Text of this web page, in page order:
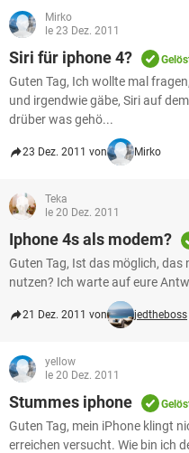
Mirko
le 23 Dez. 2011
Siri für iphone 4?
Guten Tag, Ich wollte mal
und irgendwie gäbe, Siri auf
drüber was gehö...
23 Dez. 2011 von Mirko
Teka
le 20 Dez. 2011
Iphone 4s als modem?
Guten Tag, Ist das möglich, das
nutzen? Ich warte auf eure
21 Dez. 2011 von jedtheboss
yellow
le 20 Dez. 2011
Stummes iphone
Guten Tag, mein iPhone klingt
erreichen versucht. Wie bin ich